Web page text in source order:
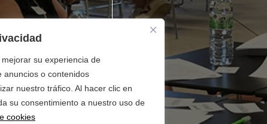
su experiencia de
anuncios o contenidos
nuestro tráfico. Al hacer clic en
su consentimiento a nuestro uso de
cookies